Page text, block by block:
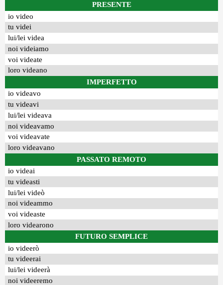
PRESENTE
io video
tu videi
lui/lei videa
noi videiamo
voi videate
loro videano
IMPERFETTO
io videavo
tu videavi
lui/lei videava
noi videavamo
voi videavate
loro videavano
PASSATO REMOTO
io videai
tu videasti
lui/lei videò
noi videammo
voi videaste
loro videarono
FUTURO SEMPLICE
io videerò
tu videerai
lui/lei videerà
noi videeremo